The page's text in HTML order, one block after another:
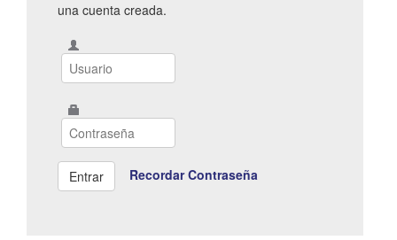
una cuenta creada.
Recordar Contraseña